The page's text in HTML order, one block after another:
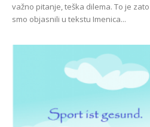
važno pitanje, teška dilema. To je
smo objasnili u tekstu Imenica...